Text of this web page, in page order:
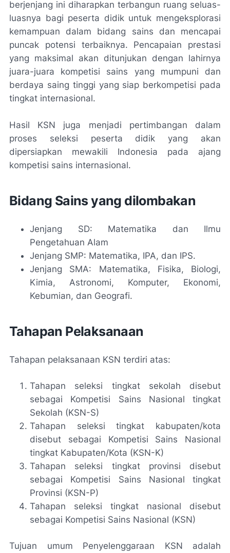
berjenjang ini diharapkan terbangun ruang seluas-
luasnya bagi peserta didik untuk mengeksplorasi
kemampuan dalam bidang sains dan mencapai
puncak potensi terbaiknya. Pencapaian prestasi
yang maksimal akan ditunjukan dengan lahirnya
juara-juara kompetisi sains yang mumpuni dan
berdaya saing tinggi yang siap berkompetisi pada
tingkat internasional.
Hasil KSN juga menjadi pertimbangan dalam
proses seleksi peserta didik yang akan
dipersiapkan mewakili Indonesia pada ajang
kompetisi sains internasional.
Bidang Sains yang dilombakan
Jenjang SD: Matematika dan Ilmu
Pengetahuan Alam
Jenjang SMP: Matematika, IPA, dan IPS.
Jenjang SMA: Matematika, Fisika, Biologi,
Kimia, Astronomi, Komputer, Ekonomi,
Kebumian, dan Geografi.
Tahapan Pelaksanaan
Tahapan pelaksanaan KSN terdiri atas:
Tahapan seleksi tingkat sekolah disebut
sebagai Kompetisi Sains Nasional tingkat
Sekolah (KSN-S)
Tahapan seleksi tingkat kabupaten/kota
disebut sebagai Kompetisi Sains Nasional
tingkat Kabupaten/Kota (KSN-K)
Tahapan seleksi tingkat provinsi disebut
sebagai Kompetisi Sains Nasional tingkat
Provinsi (KSN-P)
Tahapan seleksi tingkat nasional disebut
sebagai Kompetisi Sains Nasional (KSN)
Tujuan umum Penyelenggaraan KSN adalah